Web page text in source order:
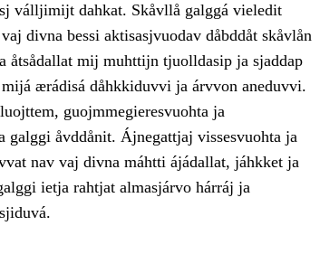
válljimijt dahkat. Skåvllå galggá vieledit
divna bessi aktisasjvuodav dåbddåt skåvlån
åtsådallat mij muhttijn tjuolldasip ja sjaddap
ærádisá dåhkkiduvvi ja árvvon aneduvvi.
guojmmegieresvuohta ja
åvddånit. Ájnegattjaj vissesvuohta ja
nav vaj divna máhtti ájádallat, jáhkket ja
ietja rahtjat almasjárvo hárráj ja